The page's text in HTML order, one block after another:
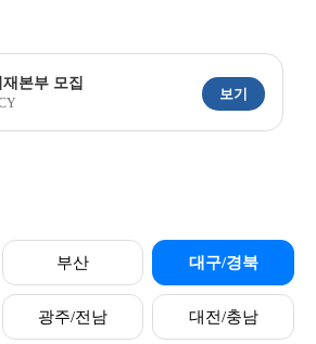
본부 모집
보기
부산 대구/경북
광주/전남 대전/충남